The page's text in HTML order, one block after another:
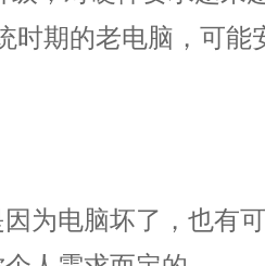
时期的老电脑，可
为电脑坏了，也有